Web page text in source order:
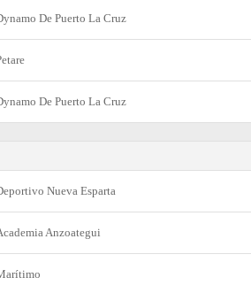
De Puerto La Cruz
De Puerto La Cruz
Nueva Esparta
Anzoategui